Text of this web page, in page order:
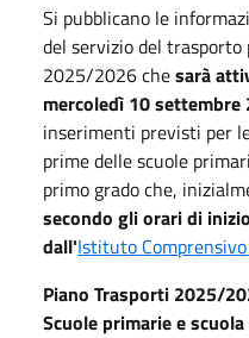
Si pubblicano le
del servizio del
2025/2026 chesarà
mercoledì 10 settembre
inserimenti previsti per
prime delle scuole
primo grado che,
secondo gli orari di
dall'Istituto
Piano Trasporti 2025/
Scuole primarie e